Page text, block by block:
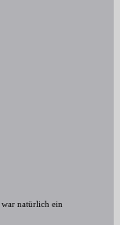
natürlich ein